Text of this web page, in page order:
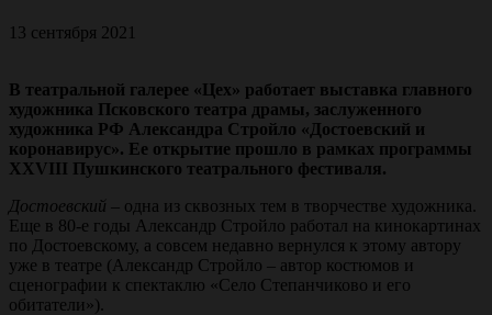
13 сентября 2021
В театральной галерее «Цех» работает выставка главного
художника Псковского театра драмы, заслуженного
художника РФ Александра Стройло «Достоевский и
коронавирус». Ее открытие прошло в рамках программы
XXVIII Пушкинского театрального фестиваля.
Достоевский – одна из сквозных тем в творчестве художника.
Еще в 80-е годы Александр Стройло работал на кинокартинах
по Достоевскому, а совсем недавно вернулся к этому автору
уже в театре (Александр Стройло – автор костюмов и
сценографии к спектаклю «Село Степанчиково и его
обитатели»).